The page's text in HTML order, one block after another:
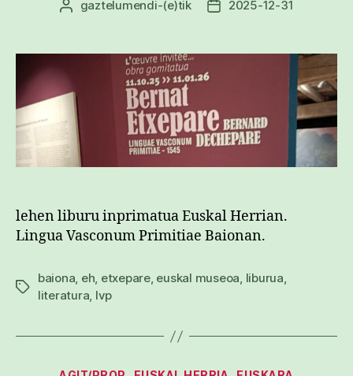
Argitalpenaren
gaztelumendi-(e)tik
Argitalpenaren
2025-12-31
lehen liburu inprimatua Euskal Herrian.
Lingua Vasconum Primitiae Baionan.
Etiketak
baiona, eh, etxepare, euskal museoa, liburua,
literatura, lvp
Kategoriak